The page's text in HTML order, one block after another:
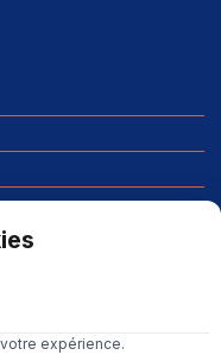
expérience.